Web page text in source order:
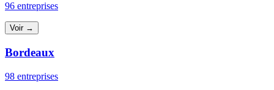
96 entreprises
Voir →
Bordeaux
98 entreprises